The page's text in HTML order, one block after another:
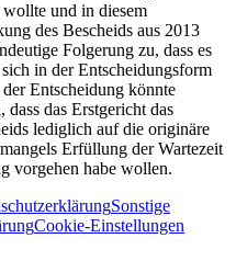
und in diesem
des Bescheids aus 2013
Folgerung zu, dass es
in der Entscheidungsform
Entscheidung könnte
das Erstgericht das
lediglich auf die originäre
Erfüllung der Wartezeit
vorgehen habe wollen.
Sonstige
Cookie-Einstellungen